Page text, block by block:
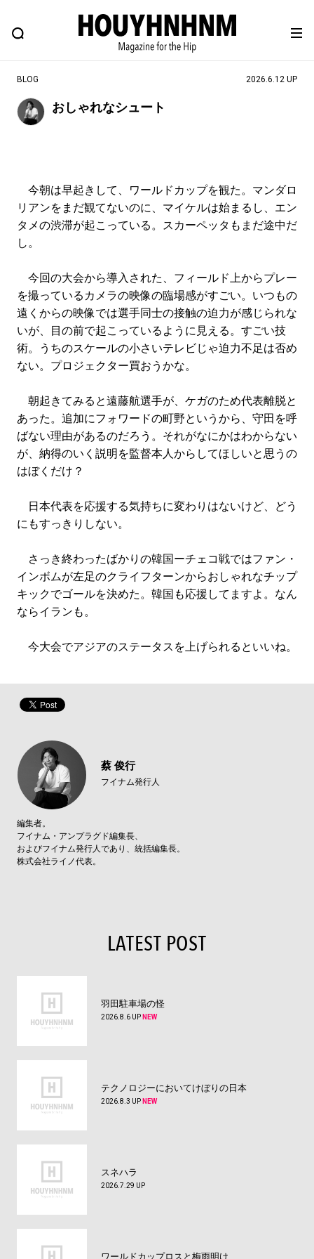
BLOG SNAP
ヒップなファッション、カルチャー、ライフスタイルWEBマガジン
#NEW VINTAGE #マイナーグッド図鑑
#路地裏てぃーん。 #MONTHLY JOURNAL
#ととけん #FASHION #MUSIC #MOVIE
#LIFESTYLE #SNEAKER #OUTDOOR
#SPORTS #HANDSOME HANDBOOK
BLOG 2026.6.12 UP
おしゃれなシュート
今朝は早起きして、ワールドカップを観た。マンダロ
リアンをまだ観てないのに、マイケルは始まるし、エン
タメの渋滞が起こっている。スカーペッタもまだ途中だ
し。
今回の大会から導入された、フィールド上からプレー
を撮っているカメラの映像の臨場感がすごい。いつもの
遠くからの映像では選手同士の接触の迫力が感じられな
いが、目の前で起こっているように見える。すごい技
術。うちのスケールの小さいテレビじゃ迫力不足は否め
ない。プロジェクター買おうかな。
朝起きてみると遠藤航選手が、ケガのため代表離脱と
あった。追加にフォワードの町野というから、守田を呼
ばない理由があるのだろう。それがなにかはわからない
が、納得のいく説明を監督本人からしてほしいと思うの
はぼくだけ？
日本代表を応援する気持ちに変わりはないけど、どう
にもすっきりしない。
さっき終わったばかりの韓国ーチェコ戦ではファン・
インボムが左足のクライフターンからおしゃれなチップ
キックでゴールを決めた。韓国も応援してますよ。なん
ならイランも。
今大会でアジアのステータスを上げられるといいね。
蔡 俊行
フイナム発行人
編集者。
フイナム・アンプラグド編集長、
およびフイナム発行人であり、統括編集長。
株式会社ライノ代表。
LATEST POST
羽田駐車場の怪
2026.8.6 UP NEW
テクノロジーにおいてけぼりの日本
2026.8.3 UP NEW
スネハラ
2026.7.29 UP
ワールドカップロスと梅雨明け